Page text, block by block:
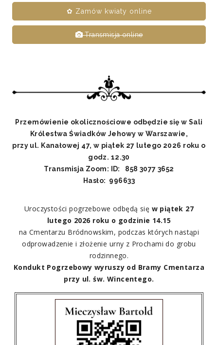
✿ Zamów kwiaty online
Transmisja online
Przemówienie okolicznościowe odbędzie sięw Sali
Królestwa Świadków Jehowy w Warszawie,
przy ul. Kanałowej 47, w piątek 27 lutego 2026 roku o
godz. 12.30
Transmisja Zoom:
ID: 858 3077 3652
Hasło: 996633
Uroczystości pogrzebowe odbędą się w piątek 27
lutego 2026 roku o godzinie 14.15
na Cmentarzu Bródnowskim, podczas których nastąpi
odprowadzenie i złożenie urny z Prochami do grobu
rodzinnego.
Kondukt Pogrzebowy wyruszy od Bramy Cmentarza
przy ul. św. Wincentego.